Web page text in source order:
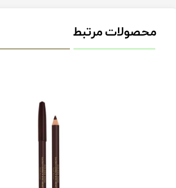
محصولات مرتبط